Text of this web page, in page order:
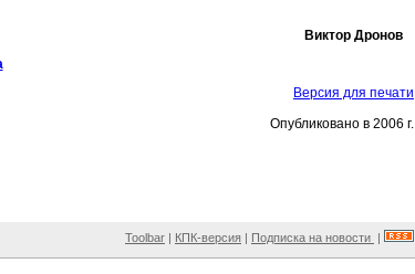
Виктор Дронов
Версия для печати
Опубликовано в 2006 г.
Toolbar | КПК-версия | Подписка на новости |